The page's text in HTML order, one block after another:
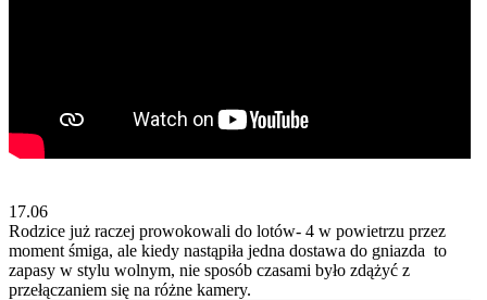
17.06
Rodzice już raczej prowokowali do lotów- 4 w powietrzu przez
moment śmiga, ale kiedy nastąpiła jedna dostawa do gniazda to
zapasy w stylu wolnym, nie sposób czasami było zdążyć z
przełączaniem się na różne kamery.